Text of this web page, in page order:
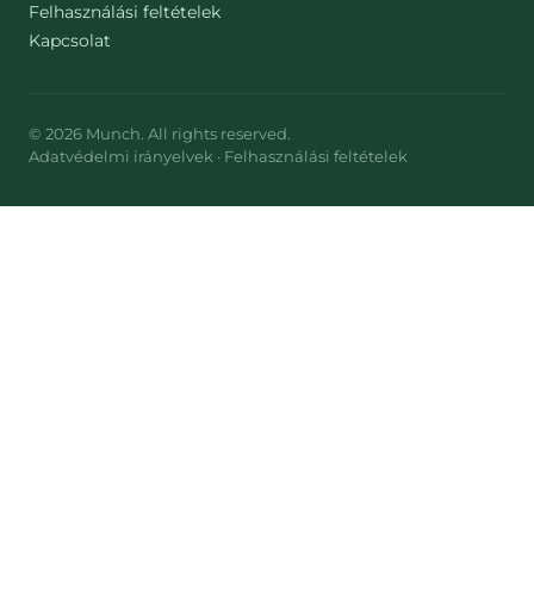
Felhasználási feltételek
Kapcsolat
© 2026 Munch. All rights reserved.
Adatvédelmi irányelvek · Felhasználási feltételek